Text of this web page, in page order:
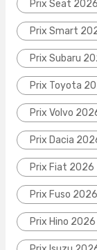
Prix Seat 2026
Prix Smart
Prix Subaru
Prix Toyota
Prix Volvo
Prix Dacia
Prix Fiat 2026
Prix Fuso 2026
Prix Hino 2026